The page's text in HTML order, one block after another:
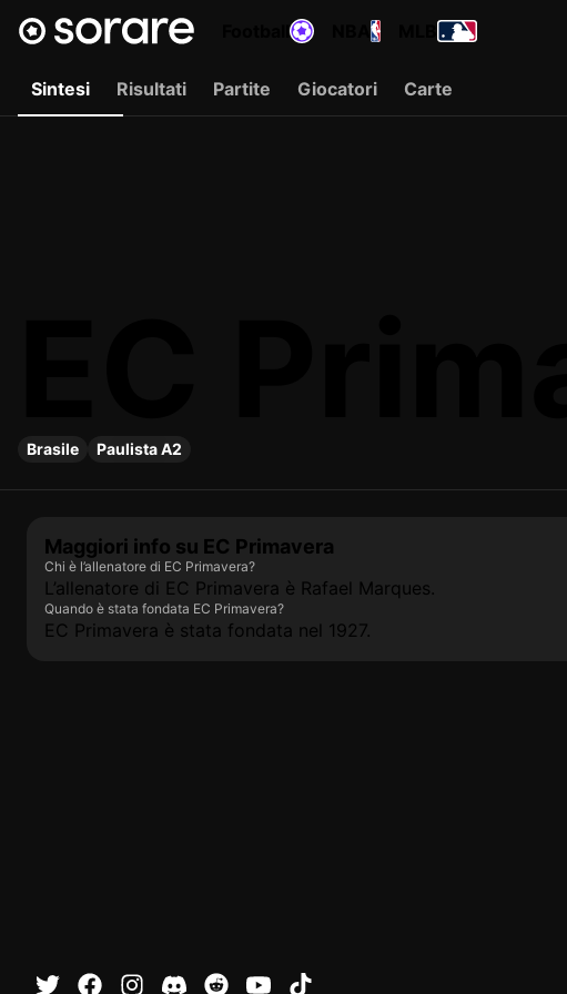
Sintesi Risultati Partite Giocatori Carte
Brasile Paulista A2
Maggiori info su EC Primavera
Chi è l’allenatore di EC Primavera?
L’allenatore di EC Primavera è Rafael Marques.
Quando è stata fondata EC Primavera?
EC Primavera è stata fondata nel 1927.